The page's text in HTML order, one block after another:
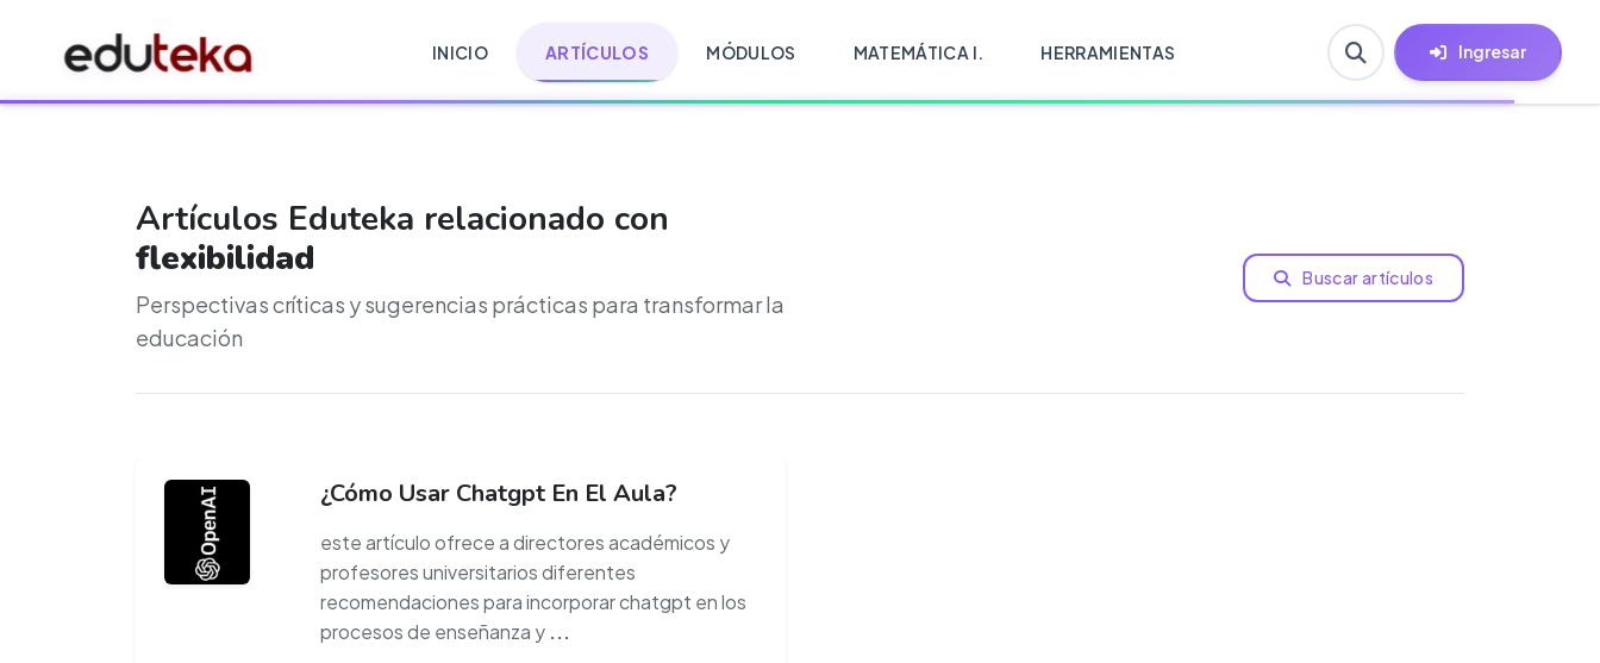
INICIO ARTÍCULOS MÓDULOS MATEMÁTICA I. HERRAMIENTAS Ingresar
Artículos Eduteka relacionado con
flexibilidad
Perspectivas críticas y sugerencias prácticas para transformar la
educación
Buscar artículos
¿Cómo Usar Chatgpt En El Aula?
este artículo ofrece a directores académicos y
profesores universitarios diferentes
recomendaciones para incorporar chatgpt en los
procesos de enseñanza y ...